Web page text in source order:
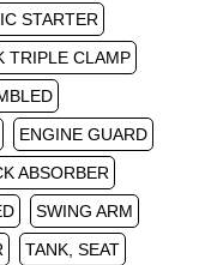
STARTER
TRIPLE CLAMP
ENGINE GUARD
ABSORBER
SWING ARM
TANK, SEAT